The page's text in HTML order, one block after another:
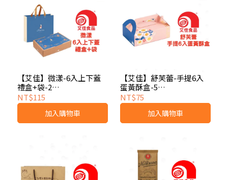
【艾佳】微漾-6入上下蓋
禮盒+袋-2
組/0000211061449
NT$115
加入購物車
【艾佳】舒芙蕾-手提6入
蛋黃酥盒-5
組/0000211061715
NT$75
加入購物車